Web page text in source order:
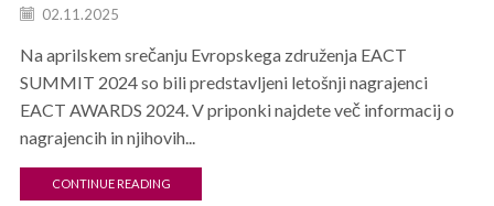
02.11.2025
Na aprilskem srečanju Evropskega združenja EACT
SUMMIT 2024 so bili predstavljeni letošnji nagrajenci
EACT AWARDS 2024. V priponki najdete več informacij o
nagrajencih in njihovih...
CONTINUE READING